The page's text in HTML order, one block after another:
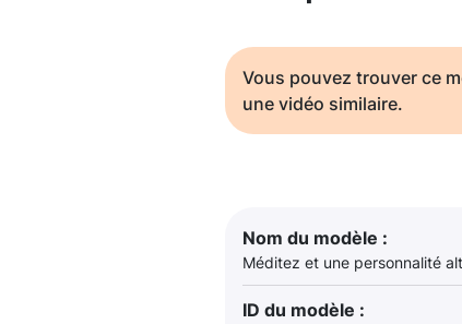
Vous pouvez trouver ce
une vidéo similaire.
Nom du modèle :
Méditez et une personnalité
ID du modèle :